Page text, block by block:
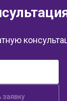
заявку